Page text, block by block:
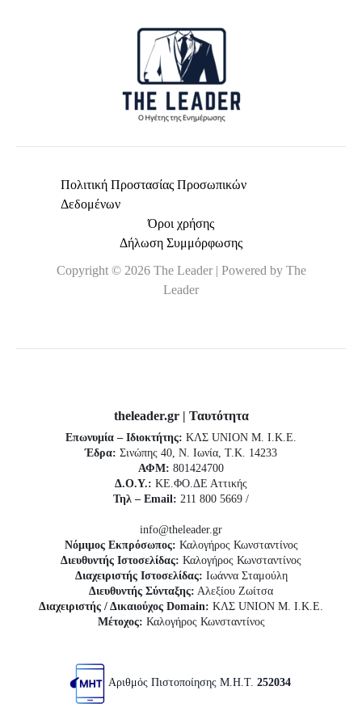
Πολιτική Προστασίας Προσωπικών
Δεδομένων
Όροι χρήσης
Δήλωση Συμμόρφωσης
Copyright © 2026 The Leader | Powered by The
Leader
theleader.gr | Ταυτότητα
Επωνυμία – Ιδιοκτήτης: ΚΛΣ UNION Μ. Ι.Κ.Ε.
Έδρα: Σινώπης 40, Ν. Ιωνία, Τ.Κ. 14233
ΑΦΜ: 801424700
Δ.Ο.Υ.: ΚΕ.ΦΟ.ΔΕ Αττικής
Τηλ – Email: 211 800 5669 /
info@theleader.gr
Νόμιμος Εκπρόσωπος: Καλογήρος Κωνσταντίνος
Διευθυντής Ιστοσελίδας: Καλογήρος Κωνσταντίνος
Διαχειριστής Ιστοσελίδας: Ιωάννα Σταμούλη
Διευθυντής Σύνταξης: Αλεξίου Ζωίτσα
Διαχειριστής / Δικαιούχος Domain: ΚΛΣ UNION Μ. Ι.Κ.Ε.
Μέτοχος: Καλογήρος Κωνσταντίνος
Αριθμός Πιστοποίησης Μ.Η.Τ. 252034